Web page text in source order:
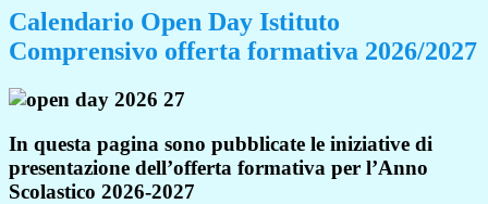
Calendario Open Day Istituto
Comprensivo offerta formativa 2026/2027
In questa pagina sono pubblicate le iniziative di
presentazione dell’offerta formativa per l’Anno
Scolastico 2026-2027